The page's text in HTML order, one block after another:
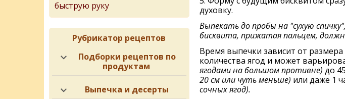
духовку.
Выпекать до пробы на "сухую
бисквита, прижатая пальцем,
Время выпечки зависит от
количества ягод и может
ягодами на большом противне) до
20 см или чуть меньше) или даже 1
сочных ягод).
быструю руку
Рубрикатор рецептов
Подборки рецептов по
продуктам
Выпечка и десерты